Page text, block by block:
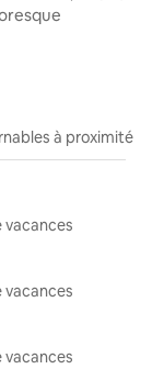
à proximité
vacances
vacances
vacances